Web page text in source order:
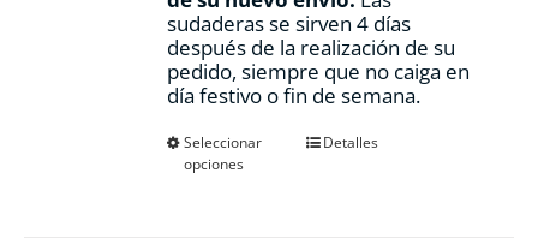
sudaderas se sirven 4 días
después de la realización de su
pedido, siempre que no caiga en
día festivo o fin de semana.
Seleccionar
opciones
EsteDetalles